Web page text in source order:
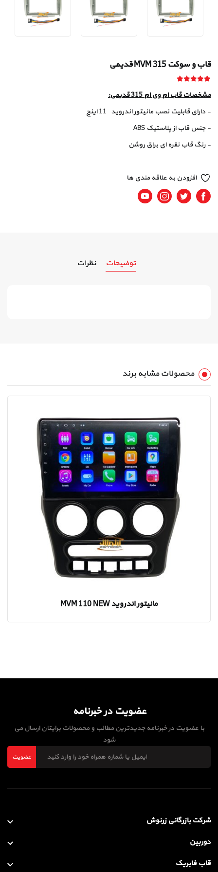
قاب و سوکت MVM 315 قدیمی
مشخصات قاب ام وی ام 315 قدیمی:
- دارای قابلیت نصب مانیتور اندروید 11 اینچ
- جنس قاب از پلاستیک ABS
- رنگ قاب نقره ای براق روشن
افزودن به علاقه مندی ها
Facebook
Twitter
Instagram
Youtube
توضیحات نظرات
محصولات مشابه برند
مانیتور اندروید MVM 110 NEW
عضویت در خبرنامه
با عضویت در خبرنامه جدیدترین مطالب و محصولات برایتان ارسال می
شود
عضویت
شرکت بازرگانی زرنوش
دوربین
قاب فابریک